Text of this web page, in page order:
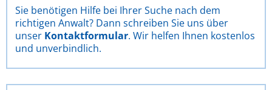
Sie benötigen Hilfe bei Ihrer Suche nach dem
richtigen Anwalt? Dann schreiben Sie uns über
unser Kontaktformular. Wir helfen Ihnen kostenlos
und unverbindlich.